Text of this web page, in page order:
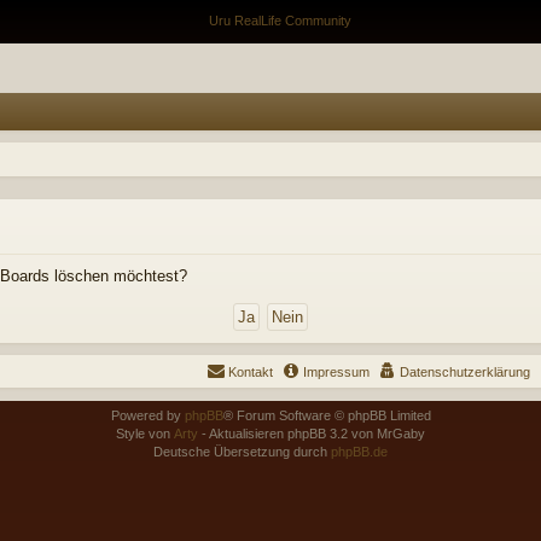
löschen möchtest?
Datenschutzerklärung
Impressum
Kontakt
Powered by phpBB® Forum Software © phpBB Limited
Style von Arty - Aktualisieren phpBB 3.2 von MrGaby
Deutsche Übersetzung durch phpBB.de